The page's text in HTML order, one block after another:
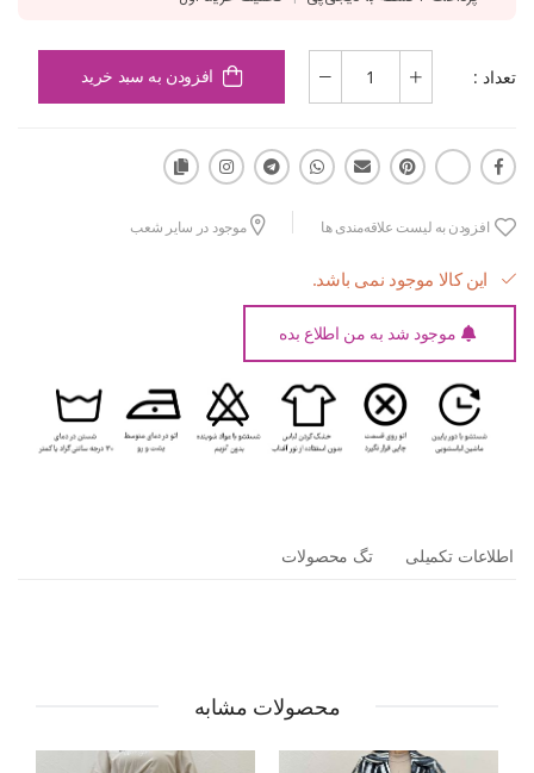
تعداد : افزودن به سبد خرید
افزودن به لیست علاقه‌مندی ها موجود در سایر شعب
این کالا موجود نمی باشد.
موجود شد به من اطلاع بده
اطلاعات تکمیلی تگ محصولات
محصولات مشابه